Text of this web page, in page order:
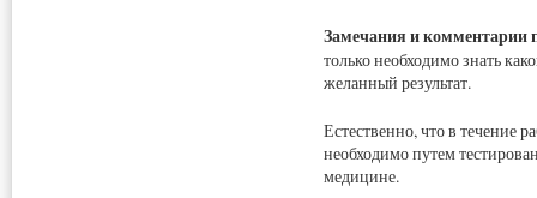
Замечания и комментарии
только необходимо знать
желанный результат.
Естественно, что в течение
необходимо путем
медицине.